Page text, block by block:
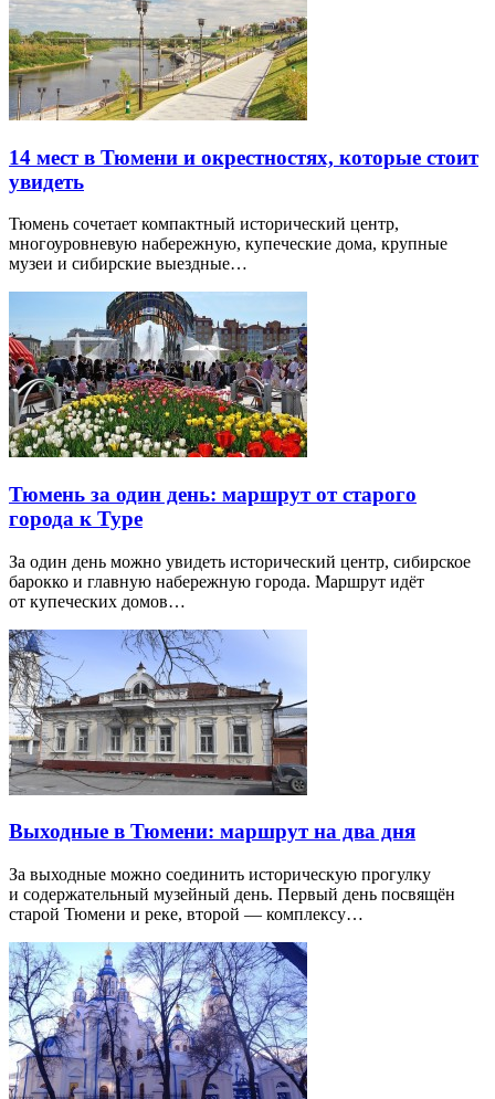
14 мест в Тюмени и окрестностях, которые стоит
увидеть
Тюмень сочетает компактный исторический центр,
многоуровневую набережную, купеческие дома, крупные
музеи и сибирские выездные…
Тюмень за один день: маршрут от старого
города к Туре
За один день можно увидеть исторический центр, сибирское
барокко и главную набережную города. Маршрут идёт
от купеческих домов…
Выходные в Тюмени: маршрут на два дня
За выходные можно соединить историческую прогулку
и содержательный музейный день. Первый день посвящён
старой Тюмени и реке, второй — комплексу…